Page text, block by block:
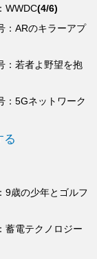
：5Gネットワーク
：若者よ野望を抱
：ARのキラーアプ
WWDC(4/6)
る
蓄電テクノロジー
9歳の少年とゴルフ